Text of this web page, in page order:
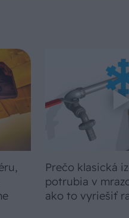
Prečo klasická
potrubia v
ako to vyriešiť